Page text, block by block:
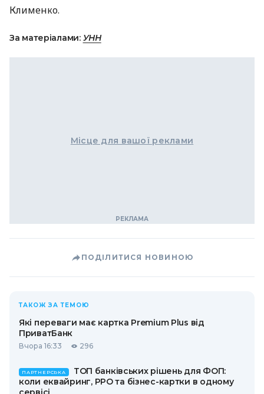
Клименко.
За матеріалами: УНН
Місце для вашої реклами
ПОДІЛИТИСЯ НОВИНОЮ
ТАКОЖ ЗА ТЕМОЮ
Які переваги має картка Premium Plus від
ПриватБанк
Вчора 16:33 296
ПАРТНЕРСЬКА
ТОП банківських рішень для ФОП:
коли еквайринг, РРО та бізнес-картки в одному